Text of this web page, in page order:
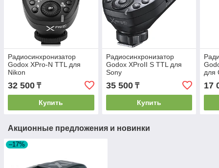
Радиосинхронизатор
Godox XPro-N TTL для
Nikon
32 500 ₸
Купить
Радиосинхронизатор
Godox XProII S TTL для
Sony
35 500₸
Купить
для
17
Акционные предложения и новинки
–17%